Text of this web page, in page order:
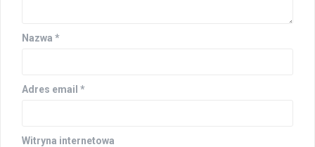
Nazwa *
Adres email *
Witryna internetowa